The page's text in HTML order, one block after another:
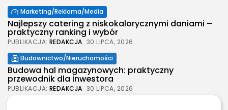
Marketing/Reklama/Media
Najlepszy catering z niskokalorycznymi daniami –
praktyczny ranking i wybór
PUBLIKACJA: REDAKCJA 30 LIPCA, 2026
Budownictwo/Nieruchomości
Budowa hal magazynowych: praktyczny
przewodnik dla inwestora
PUBLIKACJA: REDAKCJA 30 LIPCA, 2026